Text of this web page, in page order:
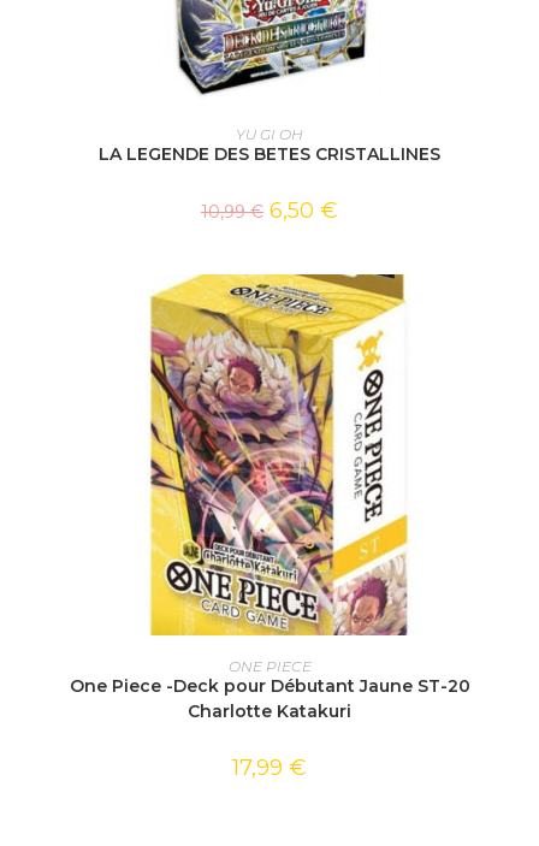
AJOUTER AU PANIER
YU GI OH
LA LEGENDE DES BETES CRISTALLINES
10,99€ 6,50 €
AJOUTER AU PANIER
ONE PIECE
One Piece -Deck pour Débutant Jaune ST-20
Charlotte Katakuri
17,99 €